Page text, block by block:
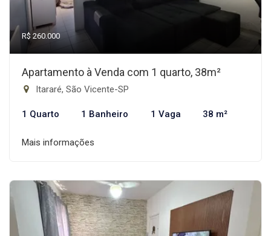
R$ 260.000
Apartamento à Venda com 1 quarto, 38m²
Itararé, São Vicente-SP
1 Quarto 1 Banheiro 1 Vaga 38 m²
Mais informações